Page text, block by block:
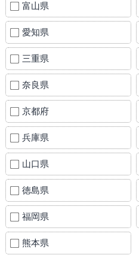
富山県
愛知県
三重県
奈良県
京都府
兵庫県
山口県
徳島県
福岡県
熊本県